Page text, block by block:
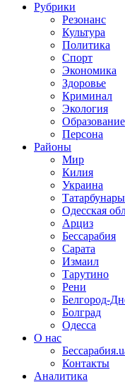
Рубрики
Резонанс
Культура
Политика
Спорт
Экономика
Здоровье
Криминал
Экология
Образование
Персона
Районы
Мир
Килия
Украина
Татарбунары
Одесская
Арциз
Бессарабия
Сарата
Измаил
Тарутино
Рени
Белгород-
Болград
Одесса
О нас
Контакты
Аналитика